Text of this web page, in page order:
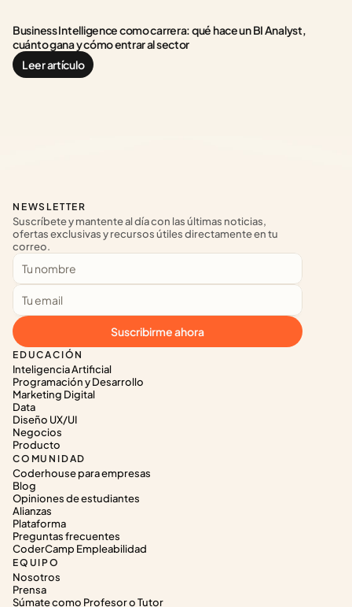
Business Intelligence como carrera: qué hace un BI Analyst,
cuánto gana y cómo entrar al sector
Leer artículo
EDUCACIÓN
Inteligencia Artificial
Programación y Desarrollo
Marketing Digital
Data
Diseño UX/UI
Negocios
Producto
COMUNIDAD
Coderhouse para empresas
Blog
Opiniones de estudiantes
Alianzas
Plataforma
Preguntas frecuentes
CoderCamp Empleabilidad
EQUIPO
Nosotros
Prensa
Súmate como Profesor o Tutor
NEWSLETTER
Suscríbete y mantente al día con las últimas noticias,
ofertas exclusivas y recursos útiles directamente en tu
correo.
Suscribirme ahora